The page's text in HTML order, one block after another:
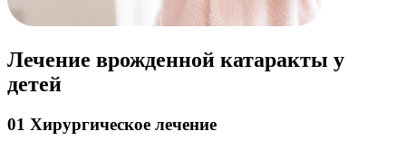
Лечение врожденной катаракты у
детей
01 Хирургическое лечение